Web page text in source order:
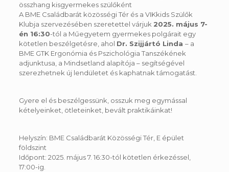
összhang kisgyermekes szülőként
A BME Családbarát közösségi Tér és a VIKkids Szülők
Klubja szervezésében szeretettel várjuk 2025. május 7-
én 16:30-tól a Műegyetem gyermekes polgárait egy
kötetlen beszélgetésre, ahol Dr. Szijjártó Linda – a
BME GTK Ergonómia és Pszichológia Tanszékének
adjunktusa, a Mindsetland alapítója – segítségével
szerezhetnek új lendületet és kaphatnak támogatást.
Gyere el és beszélgessünk, osszuk meg egymással
kételyeinket, ötleteinket, bevált praktikáinkat!
Helyszín: BME Családbarát Közösségi Tér, E épület
földszint
Időpont: 2025. május 7. 16:30-tól kötetlen érkezéssel,
17:00-ig.